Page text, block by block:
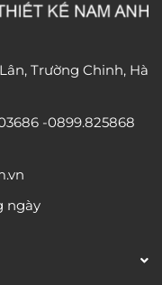
Trường Chinh, Hà
-0899.825868
ngày